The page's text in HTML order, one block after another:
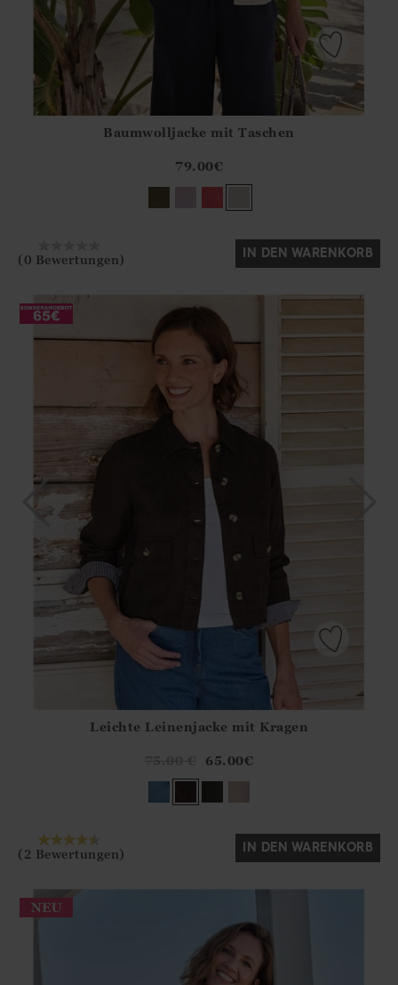
?? ""
Ja Nein
Baumwolljacke mit Taschen
79.00€
(0 Bewertungen) IN DEN WARENKORB
?? ""
Ja Nein
Leichte Leinenjacke mit Kragen
65.00€
(2 Bewertungen) IN DEN WARENKORB